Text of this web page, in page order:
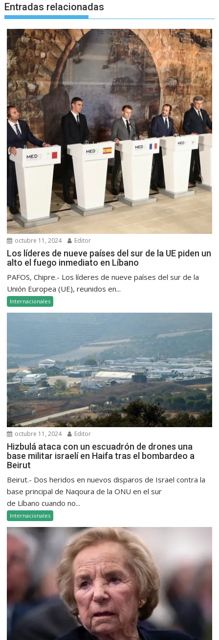
Entradas relacionadas
octubre 11, 2024 Editor
Los líderes de nueve países del sur de la UE piden un
alto el fuego inmediato en Líbano
PAFOS, Chipre.- Los líderes de nueve países del sur de la
Unión Europea (UE), reunidos en...
Internacionales
octubre 11, 2024 Editor
Hizbulá ataca con un escuadrón de drones una
base militar israelí en Haifa tras el bombardeo a
Beirut
Beirut.- Dos heridos en nuevos disparos de Israel contra la
base principal de Naqoura de la ONU en el sur
de Líbano cuando no...
Internacionales